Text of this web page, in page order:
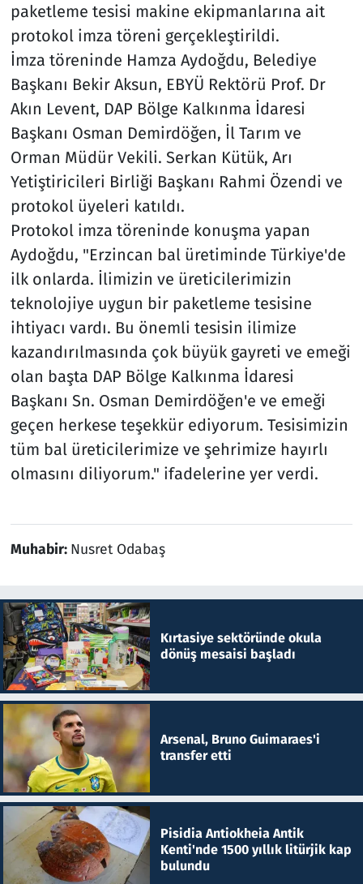
paketleme tesisi makine ekipmanlarına ait
protokol imza töreni gerçekleştirildi.
İmza töreninde Hamza Aydoğdu, Belediye
Başkanı Bekir Aksun, EBYÜ Rektörü Prof. Dr
Akın Levent, DAP Bölge Kalkınma İdaresi
Başkanı Osman Demirdöğen, İl Tarım ve
Orman Müdür Vekili. Serkan Kütük, Arı
Yetiştiricileri Birliği Başkanı Rahmi Özendi ve
protokol üyeleri katıldı.
Protokol imza töreninde konuşma yapan
Aydoğdu, "Erzincan bal üretiminde Türkiye'de
ilk onlarda. İlimizin ve üreticilerimizin
teknolojiye uygun bir paketleme tesisine
ihtiyacı vardı. Bu önemli tesisin ilimize
kazandırılmasında çok büyük gayreti ve emeği
olan başta DAP Bölge Kalkınma İdaresi
Başkanı Sn. Osman Demirdöğen'e ve emeği
geçen herkese teşekkür ediyorum. Tesisimizin
tüm bal üreticilerimize ve şehrimize hayırlı
olmasını diliyorum." ifadelerine yer verdi.
Muhabir: Nusret Odabaş
Kırtasiye sektöründe okula
dönüş mesaisi başladı
Arsenal, Bruno Guimaraes'i
transfer etti
Pisidia Antiokheia Antik
Kenti'nde 1500 yıllık litürjik kap
bulundu